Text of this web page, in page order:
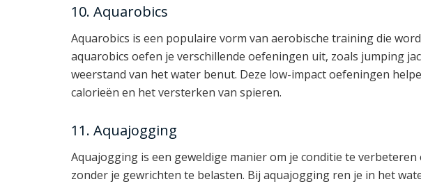
10. Aquarobics
Aquarobics is een populaire vorm van aerobische training die
aquarobics oefen je verschillende oefeningen uit, zoals jumping
weerstand van het water benut. Deze low-impact oefeningen
calorieën en het versterken van spieren.
11. Aquajogging
Aquajogging is een geweldige manier om je conditie te
zonder je gewrichten te belasten. Bij aquajogging ren je in het